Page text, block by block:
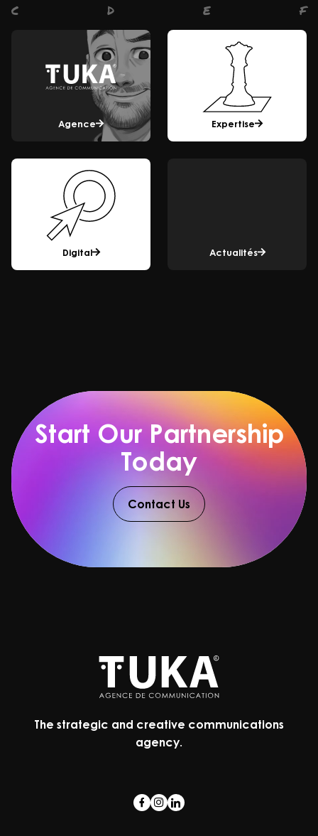
C D E F
Agence Expertise
Digital Actualités
Start Our Partnership
Today
Contact Us
The strategic and creative communications
agency.